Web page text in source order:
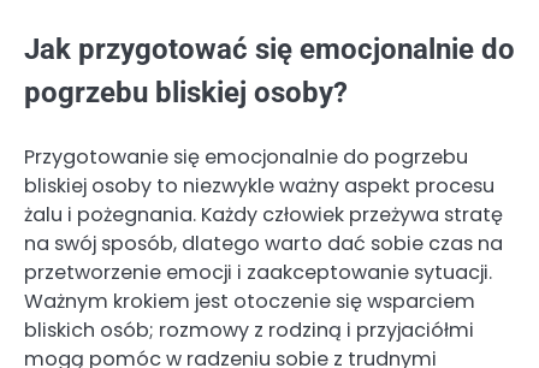
Jak przygotować się emocjonalnie do
pogrzebu bliskiej osoby?
Przygotowanie się emocjonalnie do pogrzebu
bliskiej osoby to niezwykle ważny aspekt procesu
żalu i pożegnania. Każdy człowiek przeżywa stratę
na swój sposób, dlatego warto dać sobie czas na
przetworzenie emocji i zaakceptowanie sytuacji.
Ważnym krokiem jest otoczenie się wsparciem
bliskich osób; rozmowy z rodziną i przyjaciółmi
mogą pomóc w radzeniu sobie z trudnymi